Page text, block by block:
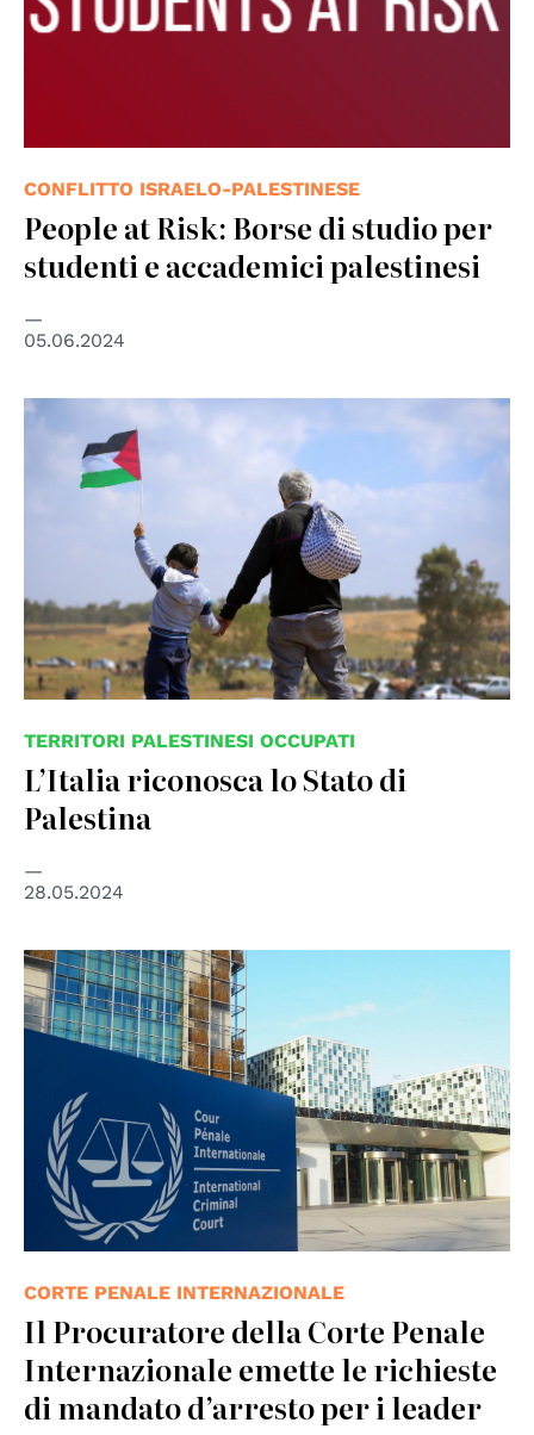
CONFLITTO ISRAELO-PALESTINESE
People at Risk: Borse di studio per
studenti e accademici palestinesi
05.06.2024
TERRITORI PALESTINESI OCCUPATI
L’Italia riconosca lo Stato di
Palestina
28.05.2024
CORTE PENALE INTERNAZIONALE
Il Procuratore della Corte Penale
Internazionale emette le richieste
di mandato d’arresto per i leader